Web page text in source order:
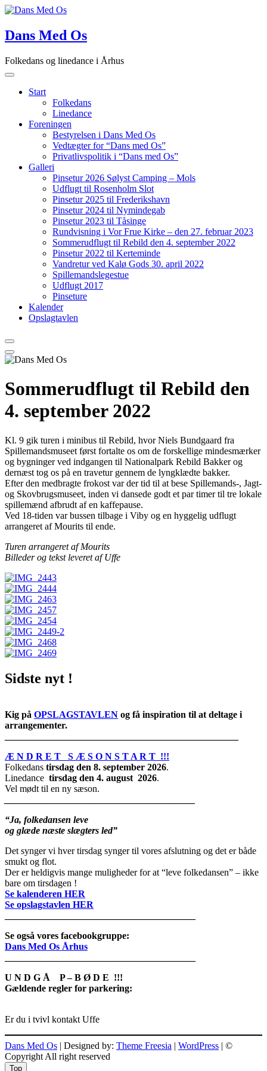
Skip
content
Dans Med Os
Folkedans og linedance i Århus
Start
Folkedans
Linedance
Foreningen
Bestyrelsen i Dans Med Os
Vedtægter for “Dans med Os”
Privatlivspolitik i “Dans med Os”
Galleri
Pinsetur 2026 Sølyst Camping – Mols
Udflugt til Rosenholm Slot
Pinsetur 2025 til Frederikshavn
Pinsetur 2024 til Nymindegab
Pinsetur 2023 til Tåsinge
Rundvisning i Vor Frue Kirke – den 27. februar 2023
Sommerudflugt til Rebild den 4. september 2022
Pinsetur 2022 til Kerteminde
Vandretur ved Kalø Gods 30. april 2022
Spillemandslegestue
Udflugt 2017
Pinseture
Kalender
Opslagtavlen
Sommerudflugt til Rebild den
4. september 2022
Kl. 9 gik turen i minibus til Rebild, hvor Niels Bundgaard fra
Spillemandsmuseet først fortalte os om de forskellige mindesmærker
og bygninger ved indgangen til Nationalpark Rebild Bakker og
dernæst tog os på en travetur gennem de lyngklædte bakker.
Efter den medbragte frokost var der tid til at bese Spillemands-, Jagt-
og Skovbrugsmuseet, inden vi dansede godt et par timer til tre lokale
spillemænd afbrudt af en kaffepause.
Ved 18-tiden var bussen tilbage i Viby og en hyggelig udflugt
arrangeret af Mourits til ende.
Turen arrangeret af Mourits
Billeder og tekst leveret af Uffe
Sidste nyt !
Kig på OPSLAGSTAVLEN og få inspiration til at deltage i
arrangementer.
Æ N D R E T S Æ S O N S T A R T !!!
Folkedans tirsdag den 8. september 2026.
Linedance tirsdag den 4. august 2026.
Vel mødt til en ny sæson.
“Ja, folkedansen leve
og glæde næste slægters led”
Det synger vi hver tirsdag synger til vores afslutning og det er både
smukt og flot.
Der er heldigvis mange muligheder for at “leve folkedansen” – ikke
bare om tirsdagen !
Se kalenderen HER
Se opslagstavlen HER
Se også vores facebookgruppe:
Dans Med Os Århus
U N D G Å P – B Ø D E !!!
Gældende regler for parkering:
Er du i tvivl kontakt Uffe
Dans Med Os | Designed by: Theme Freesia | WordPress | ©
Copyright All right reserved
Top
Top